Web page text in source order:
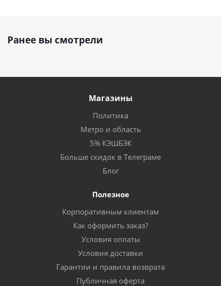
Ранее вы смотрели
Магазины
Политика
Метро и область
5% КЭШБЭК
Больше скидок в Телеграме
Блог
Полезное
Корпоративным клиентам
Как оформить заказ?
Условия оплаты
Условия доставки
Гарантии и правила возврата
Публичная оферта